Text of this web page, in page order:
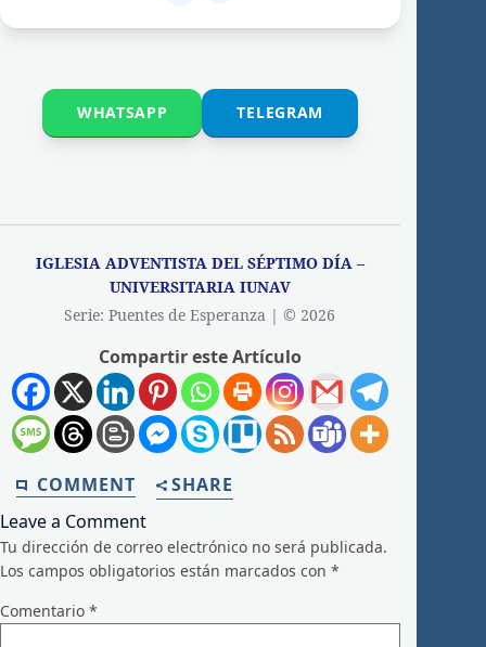
WHATSAPP TELEGRAM
IGLESIA ADVENTISTA DEL SÉPTIMO DÍA –
UNIVERSITARIA IUNAV
Serie: Puentes de Esperanza | © 2026
Compartir este Artículo
COMMENT
SHARE
Leave a Comment
Tu dirección de correo electrónico no será publicada.
Los campos obligatorios están marcados con *
Comentario *